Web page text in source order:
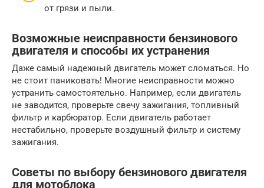
от грязи и пыли.
Возможные неисправности бензинового
двигателя и способы их устранения
Даже самый надежный двигатель может сломаться. Но
не стоит паниковать! Многие неисправности можно
устранить самостоятельно. Например, если двигатель
не заводится, проверьте свечу зажигания, топливный
фильтр и карбюратор. Если двигатель работает
нестабильно, проверьте воздушный фильтр и систему
зажигания.
Советы по выбору бензинового двигателя
для мотоблока